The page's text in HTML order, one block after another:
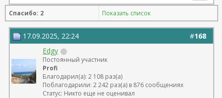
Спасибо: 2 Показать список
#168
17.09.2025, 22:24
Edgy
Постоянный участник
Profi
Благодарил(а): 2 108 раз(а)
Поблагодарили: 2 242 раз(а) в 876 сообщениях
Статус: Никто еще не оценивал